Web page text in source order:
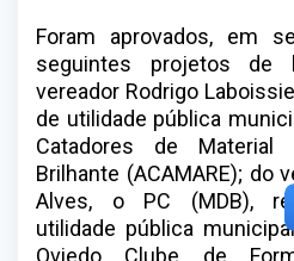
Foram aprovados, em
seguintes projetos
vereador Rodrigo
de utilidade pública
Catadores de Material
Brilhante (ACAMARE); do
Alves, o PC (MDB),
utilidade pública